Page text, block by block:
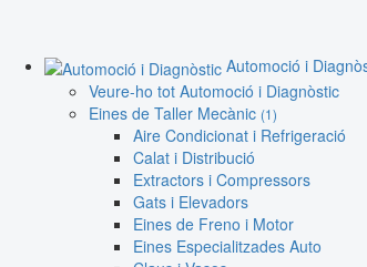
Automoció i
Veure-ho tot Automoció i Diagnòstic
Eines de Taller Mecànic (1)
Aire Condicionat i Refrigeració
Calat i Distribució
Extractors i Compressors
Gats i Elevadors
Eines de Freno i Motor
Eines Especialitzades Auto